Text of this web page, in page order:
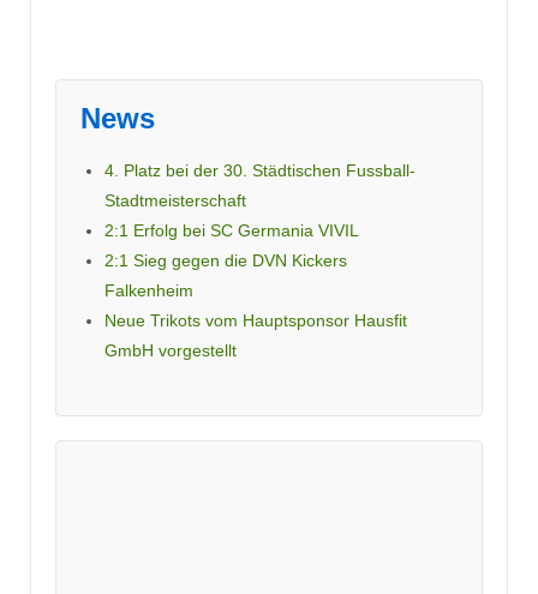
News
4. Platz bei der 30. Städtischen Fussball-
Stadtmeisterschaft
2:1 Erfolg bei SC Germania VIVIL
2:1 Sieg gegen die DVN Kickers
Falkenheim
Neue Trikots vom Hauptsponsor Hausfit
GmbH vorgestellt